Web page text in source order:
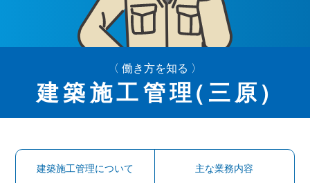
〈 働き方を知る 〉
建築施工管理(三原)
建築施工管理について 主な業務内容